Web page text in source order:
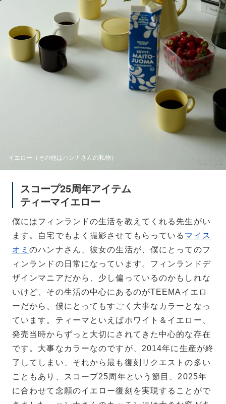
イエロー（その他はハンナさんの私物）
スコープ25周年アイテム
ティーマイエロー
僕にはフィンランドの生活を教えてくれる先生がい
ます。自宅でもよく撮影させてもらっている マイス
オミのハンナさん、彼女の生活が、僕にとってのフ
ィンランドの日常になっています。フィンランドデ
ザインマニアだから、少し偏っているのかもしれな
いけど、その生活の中心にあるのがTEEMAイエロ
ーだから、僕にとってもすごく大事なカラーとなっ
ています。ティーマといえばホワイト＆イエロー、
発売当時からずっと大切にされてきた中心的な存在
です。大事なカラーなのですが、2014年に生産が終
了してしまい、それから最も復刻リクエストの多い
こともあり、スコープ25周年という節目、2025年
に合わせて念願のイエロー復刻を実現することがで